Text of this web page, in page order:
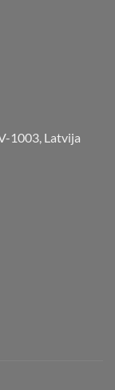
1003, Latvija